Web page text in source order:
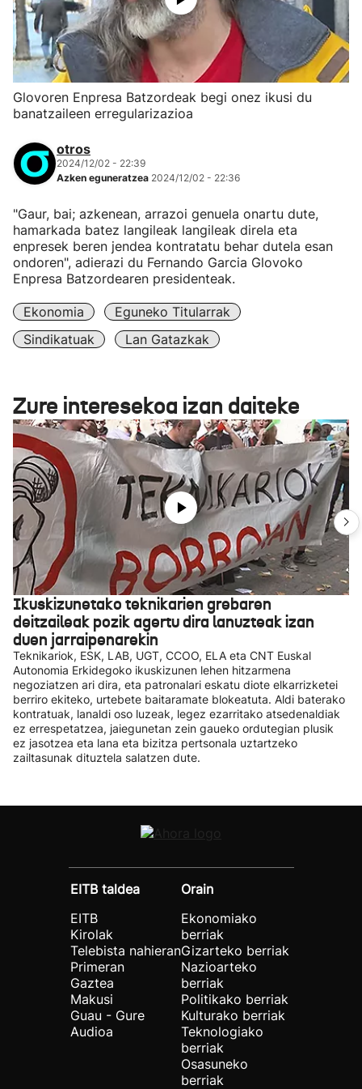
Glovoren Enpresa Batzordeak begi onez ikusi du
banatzaileen erregularizazioa
otros
2024/12/02 - 22:39
Azken eguneratzea 2024/12/02 - 22:36
"Gaur, bai; azkenean, arrazoi genuela onartu dute,
hamarkada batez langileak langileak direla eta
enpresek beren jendea kontratatu behar dutela esan
ondoren", adierazi du Fernando Garcia Glovoko
Enpresa Batzordearen presidenteak.
Ekonomia
Eguneko Titularrak
Sindikatuak
Lan Gatazkak
Zure interesekoa izan daiteke
Ikuskizunetako teknikarien grebaren
deitzaileak pozik agertu dira lanuzteak izan
duen jarraipenarekin
Teknikariok, ESK, LAB, UGT, CCOO, ELA eta CNT Euskal
Autonomia Erkidegoko ikuskizunen lehen hitzarmena
negoziatzen ari dira, eta patronalari eskatu diote elkarrizketei
berriro ekiteko, urtebete baitaramate blokeatuta. Aldi baterako
kontratuak, lanaldi oso luzeak, legez ezarritako atsedenaldiak
ez errespetatzea, jaiegunetan zein gaueko ordutegian plusik
ez jasotzea eta lana eta bizitza pertsonala uztartzeko
zailtasunak dituztela salatzen dute.
EITB taldea
EITB
Kirolak
Telebista nahieran
Primeran
Gaztea
Makusi
Guau - Gure
Audioa
Orain
Ekonomiako
berriak
Gizarteko berriak
Nazioarteko
berriak
Politikako berriak
Kulturako berriak
Teknologiako
berriak
Osasuneko
berriak